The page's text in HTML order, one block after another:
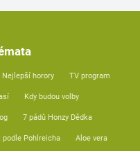
Nejlepší horory TV program
Kdy budou volby
7 pádů Honzy Dědka
podle Pohlreicha Aloe vera